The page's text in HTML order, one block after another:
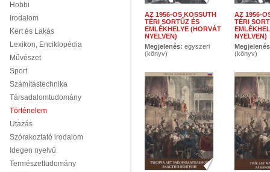
Hobbi
Irodalom
Kert és Lakás
Lexikon, Enciklopédia
Művészet
Sport
Számítástechnika
Társadalomtudomány
Történelem
Utazás
Szórakoztató irodalom
Idegen nyelvű
Természettudomány
AZ 1956-OS KOSSUTH
TÉRI SORTŰZ ÉS
EMLÉKHELYE (HORVÁT
NYELVEN)
Megjelenés: egyszeri
(könyv)
AZ 1956-
TÉRI
NYELVEN)
(könyv)